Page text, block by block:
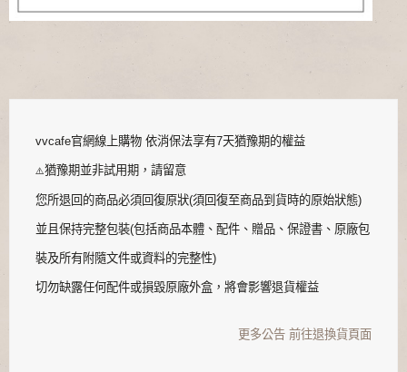
vvcafe官網線上購物 依消保法享有7天猶豫期的權益
⚠️猶豫期並非試用期，請留意
您所退回的商品必須回復原狀(須回復至商品到貨時的原始狀態)
並且保持完整包裝(包括商品本體、配件、贈品、保證書、原廠包
裝及所有附隨文件或資料的完整性)
切勿缺露任何配件或損毀原廠外盒，將會影響退貨權益
更多公告 前往退換貨頁面